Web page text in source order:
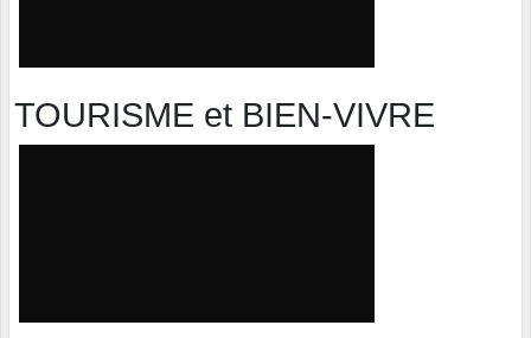
TOURISME et BIEN-VIVRE